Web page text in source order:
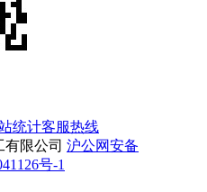
统计客服热线
有限公司 沪公网安备
号-1